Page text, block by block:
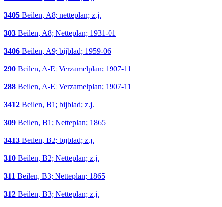
3405 Beilen, A8; netteplan; z.j.
303 Beilen, A8; Netteplan; 1931-01
3406 Beilen, A9; bijblad; 1959-06
290 Beilen, A-E; Verzamelplan; 1907-11
288 Beilen, A-E; Verzamelplan; 1907-11
3412 Beilen, B1; bijblad; z.j.
309 Beilen, B1; Netteplan; 1865
3413 Beilen, B2; bijblad; z.j.
310 Beilen, B2; Netteplan; z.j.
311 Beilen, B3; Netteplan; 1865
312 Beilen, B3; Netteplan; z.j.